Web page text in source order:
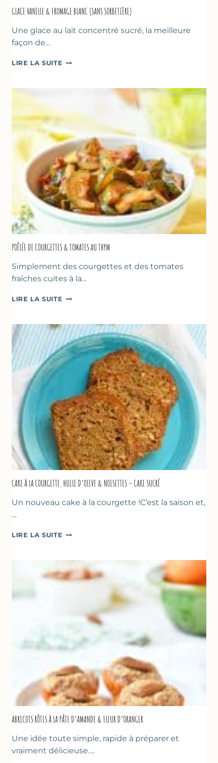
GLACE VANILLE & FROMAGE BLANC (SANS SORBETIÈRE)
Une glace au lait concentré sucré, la meilleure
façon de…
LIRE LA SUITE GLACE
POÊLÉE DE COURGETTES & TOMATES AU THYM
Simplement des courgettes et des tomates
fraîches cuites à la…
LIRE LA SUITE POÊLÉE
&
TOMATES
AU
THYM
CAKE À LA COURGETTE, HUILE D’OLIVE & NOISETTES – CAKE SUCRÉ
Un nouveau cake à la courgette !C’est la saison et,
…
LIRE LA SUITE CAKE
COURGETTE,
HUILE
D’OLIVE
ABRICOTS RÔTIS À LA PÂTE D’AMANDE & FLEUR D’ORANGER
Une idée toute simple, rapide à préparer et
vraiment délicieuse….